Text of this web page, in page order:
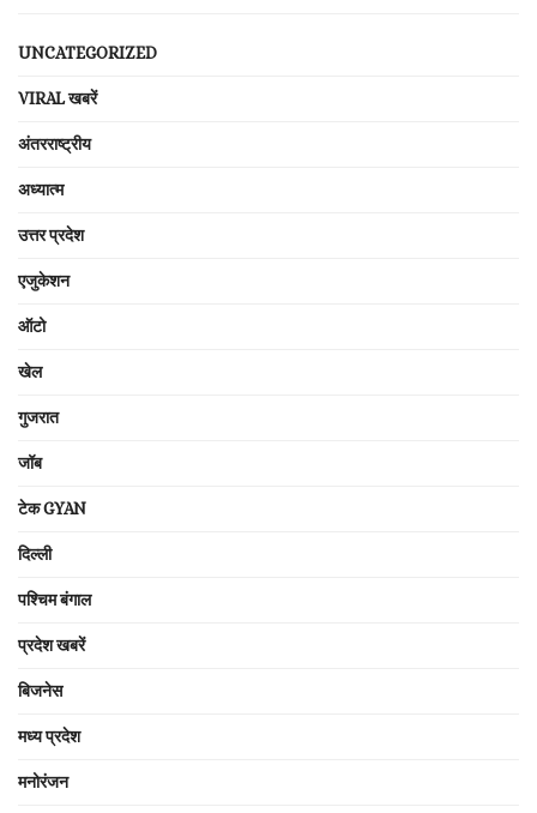
UNCATEGORIZED
VIRAL खबरें
अंतरराष्ट्रीय
अध्यात्म
उत्तर प्रदेश
एजुकेशन
ऑटो
खेल
गुजरात
जॉब
टेक GYAN
दिल्ली
पश्चिम बंगाल
प्रदेश खबरें
बिजनेस
मध्य प्रदेश
मनोरंजन